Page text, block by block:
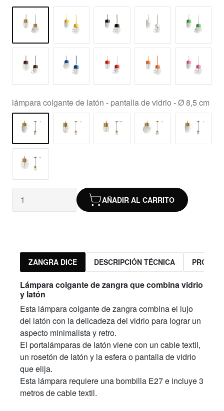
lámpara colgante de latón - pantalla de vidrio - Ø 8,5 cm
AÑADIR AL CARRITO
ZANGRA DICE DESCRIPCIÓN TÉCNICA
Lámpara colgante de zangra que combina vidrio
y latón
Esta lámpara colgante de zangra combina el lujo
del latón con la delicadeza del vidrio para lograr un
aspecto minimalista y retro.
El portalámparas de latón viene con un cable textil,
un rosetón de latón y la esfera o pantalla de vidrio
que elija.
Esta lámpara requiere una bombilla E27 e incluye 3
metros de cable textil.